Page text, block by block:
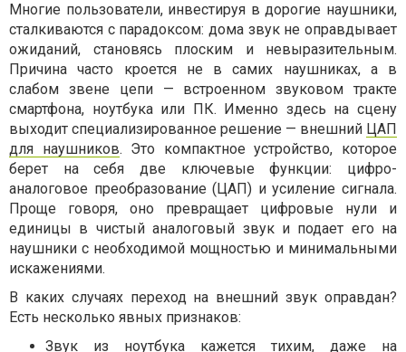
Многие пользователи, инвестируя в дорогие наушники,
сталкиваются с парадоксом: дома звук не оправдывает
ожиданий, становясь плоским и невыразительным.
Причина часто кроется не в самих наушниках, а в
слабом звене цепи — встроенном звуковом тракте
смартфона, ноутбука или ПК. Именно здесь на сцену
выходит специализированное решение — внешний ЦАП
для наушников. Это компактное устройство, которое
берет на себя две ключевые функции: цифро-
аналоговое преобразование (ЦАП) и усиление сигнала.
Проще говоря, оно превращает цифровые нули и
единицы в чистый аналоговый звук и подает его на
наушники с необходимой мощностью и минимальными
искажениями.
В каких случаях переход на внешний звук оправдан?
Есть несколько явных признаков:
Звук из ноутбука кажется тихим, даже на